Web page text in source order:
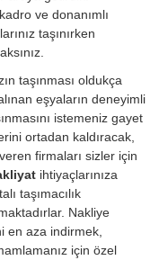
ve donanımlı
taşınırken
taşınması oldukça
eşyaların deneyimli
istemeniz gayet
ortadan kaldıracak,
firmaları sizler için
ihtiyaçlarınıza
taşımacılık
Nakliye
en aza indirmek,
için özel